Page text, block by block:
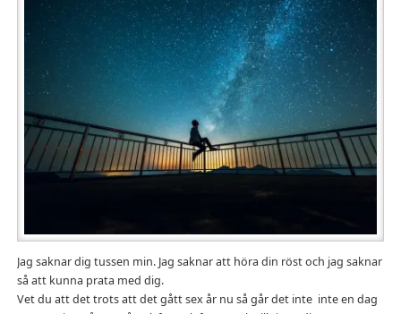
Jag saknar dig tussen min. Jag saknar att höra din röst och jag saknar
så att kunna prata med dig.
Vet du att det trots att det gått sex år nu så går det inte inte en dag